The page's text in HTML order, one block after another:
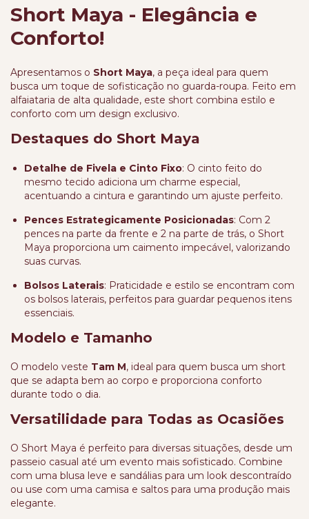
Short Maya - Elegância e
Conforto!
Apresentamos o Short Maya, a peça ideal para quem
busca um toque de sofisticação no guarda-roupa. Feito em
alfaiataria de alta qualidade, este short combina estilo e
conforto com um design exclusivo.
Destaques do Short Maya
Detalhe de Fivela e Cinto Fixo: O cinto feito do
mesmo tecido adiciona um charme especial,
acentuando a cintura e garantindo um ajuste perfeito.
Pences Estrategicamente Posicionadas: Com 2
pences na parte da frente e 2 na parte de trás, o Short
Maya proporciona um caimento impecável, valorizando
suas curvas.
Bolsos Laterais: Praticidade e estilo se encontram com
os bolsos laterais, perfeitos para guardar pequenos itens
essenciais.
Modelo e Tamanho
O modelo veste Tam M, ideal para quem busca um short
que se adapta bem ao corpo e proporciona conforto
durante todo o dia.
Versatilidade para Todas as Ocasiões
O Short Maya é perfeito para diversas situações, desde um
passeio casual até um evento mais sofisticado. Combine
com uma blusa leve e sandálias para um look descontraído
ou use com uma camisa e saltos para uma produção mais
elegante.